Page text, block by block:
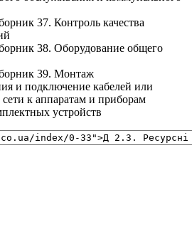
37. Контроль качества
38. Оборудование общего
39. Монтаж
и подключение кабелей или
к аппаратам и приборам
устройств